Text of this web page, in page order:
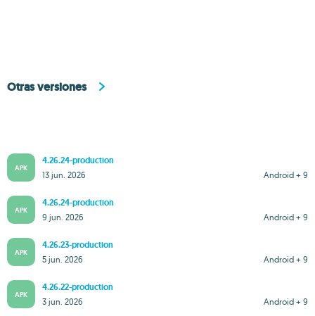
Otras versiones
APK
4.26.24-production
Android + 9
13 jun. 2026
APK
4.26.24-production
Android + 9
9 jun. 2026
APK
4.26.23-production
Android + 9
5 jun. 2026
APK
4.26.22-production
Android + 9
3 jun. 2026